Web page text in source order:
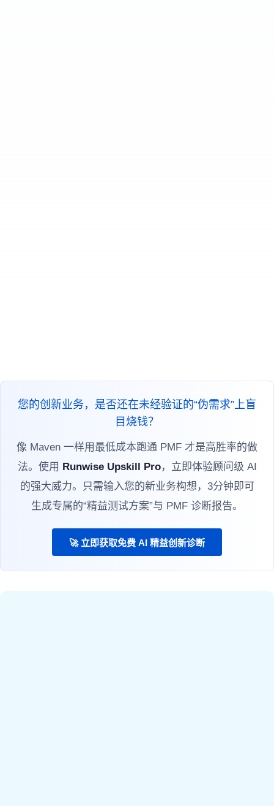
您的创新业务，是否还在未经验证的“伪需求”上盲
目烧钱？
像 Maven 一样用最低成本跑通 PMF 才是高胜率的做
法。使用 Runwise Upskill Pro，立即体验顾问级 AI
的强大威力。只需输入您的新业务构想，3分钟即可
生成专属的“精益测试方案”与 PMF 诊断报告。
🚀 立即获取免费 AI 精益创新诊断